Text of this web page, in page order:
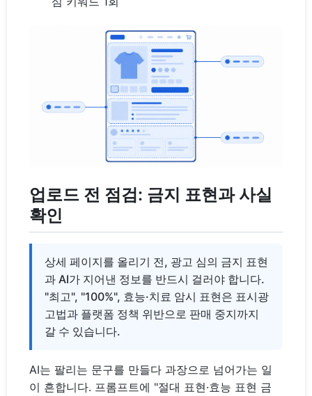
업로드 전 점검: 금지 표현과 사실
확인
상세 페이지를 올리기 전, 광고 심의 금지 표현
과 AI가 지어낸 정보를 반드시 걸러야 합니다.
"최고", "100%", 효능·치료 암시 표현은 표시광
고법과 플랫폼 정책 위반으로 판매 중지까지
갈 수 있습니다.
AI는 팔리는 문구를 만들다 과장으로 넘어가는 일
이 흔합니다. 프롬프트에 "절대 표현·효능 표현 금